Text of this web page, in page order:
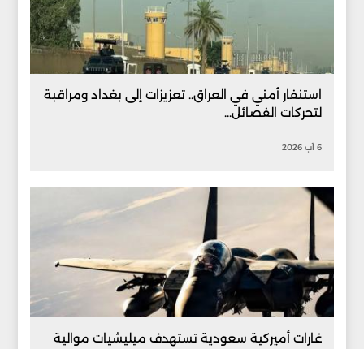
استنفار أمني في العراق.. تعزيزات إلى بغداد ومراقبة
لتحركات الفصائل...
6 آب 2026
غارات أميركية سعودية تستهدف ميليشيات موالية